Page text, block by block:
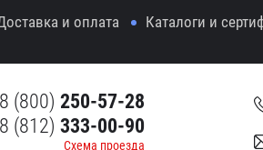
и оплата Каталоги и
8 (800) 250-57-28
8 (812) 333-00-90
Схема проезда